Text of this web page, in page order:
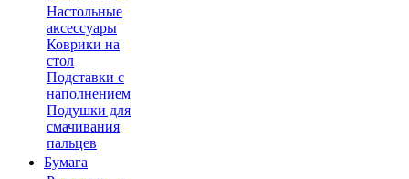
Настольные
аксессуары
Коврики на
стол
Подставки с
наполнением
Подушки для
смачивания
пальцев
Бумага